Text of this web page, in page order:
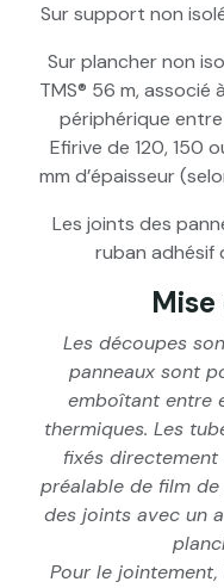
Sur support non
Sur plancher non
TMS® 56 m,
périphérique
Efirive de 120, 150
mm d’épaisseur
Les joints des
ruban adhésif
Les découpes
panneaux sont
emboîtant entre
thermiques. Les
fixés directement
préalable de film
des joints avec un
Pour le